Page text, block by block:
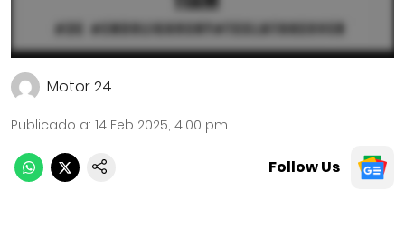
Motor 24
Publicado a: 14 Feb 2025, 4:00 pm
Follow Us